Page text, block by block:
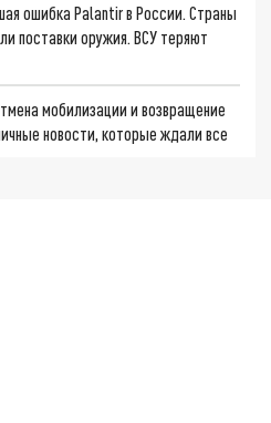
ошибка Palantir в России. Страны
поставки оружия. ВСУ теряют
мобилизации и возвращение
новости, которые ждали все